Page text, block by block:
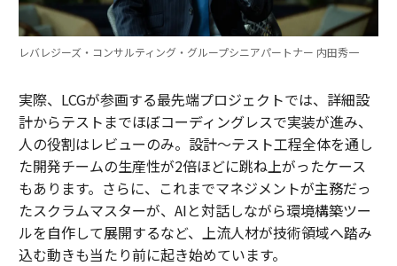
レバレジーズ・コンサルティング・グループシニアパートナー 内田秀一
実際、LCGが参画する最先端プロジェクトでは、詳細設
計からテストまでほぼコーディングレスで実装が進み、
人の役割はレビューのみ。設計～テスト工程全体を通し
た開発チームの生産性が2倍ほどに跳ね上がったケース
もあります。さらに、これまでマネジメントが主務だっ
たスクラムマスターが、AIと対話しながら環境構築ツー
ルを自作して展開するなど、上流人材が技術領域へ踏み
込む動きも当たり前に起き始めています。